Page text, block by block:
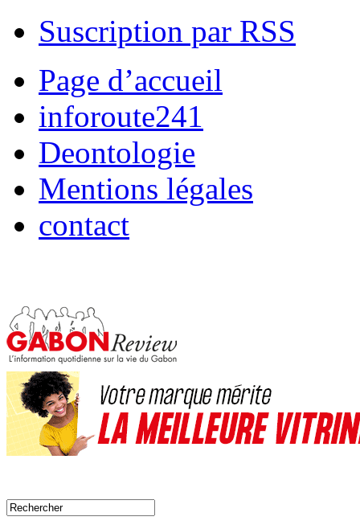
Suscription par RSS
Page d’accueil
inforoute241
Deontologie
Mentions légales
contact